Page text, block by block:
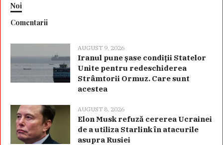
Noi
Comentarii
AUGUST 9, 2026
Iranul pune șase condiții Statelor
Unite pentru redeschiderea
Strâmtorii Ormuz. Care sunt
acestea
AUGUST 8, 2026
Elon Musk refuză cererea Ucrainei
de a utiliza Starlink în atacurile
asupra Rusiei